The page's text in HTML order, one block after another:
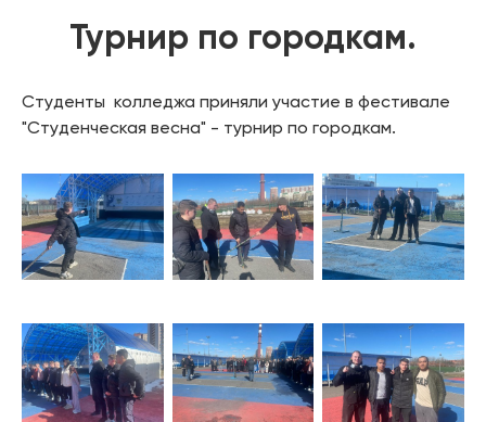
Турнир по городкам.
Студенты колледжа приняли участие в фестивале
"Студенческая весна" - турнир по городкам.